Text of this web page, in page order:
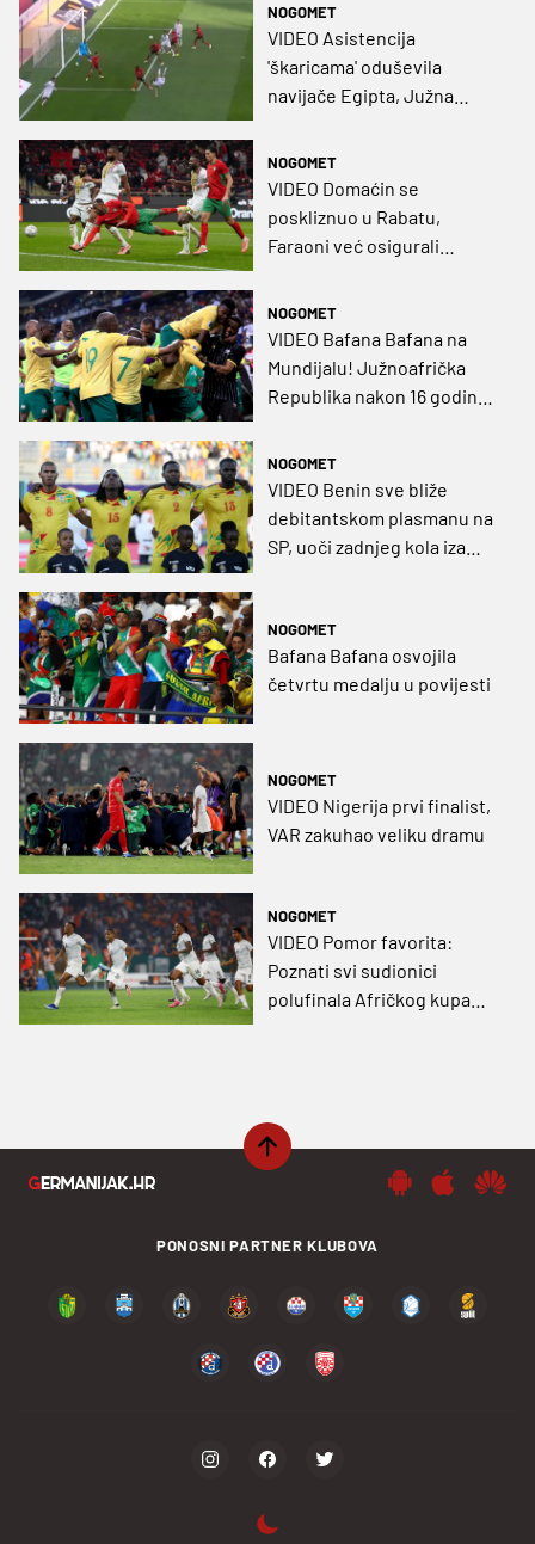
NOGOMET
VIDEO Asistencija
'škaricama' oduševila
navijače Egipta, Južna
NOGOMET
VIDEO Domaćin se
poskliznuo u Rabatu,
Faraoni već osigurali
NOGOMET
VIDEO Bafana Bafana na
Mundijalu! Južnoafrička
Republika nakon 16 godina
prvenstvo
NOGOMET
VIDEO Benin sve bliže
debitantskom plasmanu na
SP, uoči zadnjeg kola iza
NOGOMET
Bafana Bafana osvojila
četvrtu medalju u povijesti
NOGOMET
VIDEO Nigerija prvi finalist,
VAR zakuhao veliku dramu
NOGOMET
VIDEO Pomor favorita:
Poznati svi sudionici
polufinala Afričkog kupa
PONOSNI PARTNER KLUBOVA